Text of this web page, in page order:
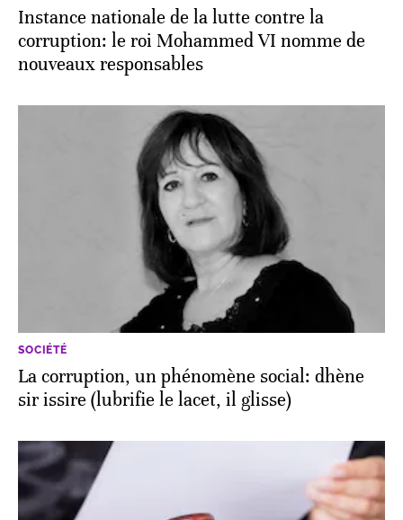
Instance nationale de la lutte contre la
corruption: le roi Mohammed VI nomme de
nouveaux responsables
SOCIÉTÉ
La corruption, un phénomène social: dhène
sir issire (lubrifie le lacet, il glisse)